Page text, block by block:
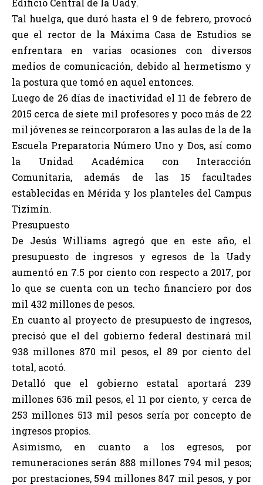
Edificio Central de la Uady.
Tal huelga, que duró hasta el 9 de febrero, provocó
que el rector de la Máxima Casa de Estudios se
enfrentara en varias ocasiones con diversos
medios de comunicación, debido al hermetismo y
la postura que tomó en aquel entonces.
Luego de 26 días de inactividad el 11 de febrero de
2015 cerca de siete mil profesores y poco más de 22
mil jóvenes se reincorporaron a las aulas de la de la
Escuela Preparatoria Número Uno y Dos, así como
la Unidad Académica con Interacción
Comunitaria, además de las 15 facultades
establecidas en Mérida y los planteles del Campus
Tizimín.
Presupuesto
De Jesús Williams agregó que en este año, el
presupuesto de ingresos y egresos de la Uady
aumentó en 7.5 por ciento con respecto a 2017, por
lo que se cuenta con un techo financiero por dos
mil 432 millones de pesos.
En cuanto al proyecto de presupuesto de ingresos,
precisó que el del gobierno federal destinará mil
938 millones 870 mil pesos, el 89 por ciento del
total, acotó.
Detalló que el gobierno estatal aportará 239
millones 636 mil pesos, el 11 por ciento, y cerca de
253 millones 513 mil pesos sería por concepto de
ingresos propios.
Asimismo, en cuanto a los egresos, por
remuneraciones serán 888 millones 794 mil pesos;
por prestaciones, 594 millones 847 mil pesos, y por